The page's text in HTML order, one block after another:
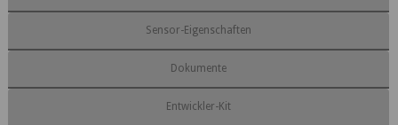
Sensor-Eigenschaften
Dokumente
Entwickler-Kit